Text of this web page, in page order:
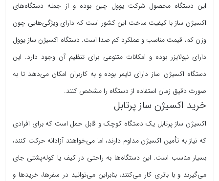
این دستگاه محصول شرکت یوول چین بوده و از جمله دستگاه‌های
اکسیژن ساز با کیفیت ساخت این کشور است که دارای ویژگی‌هایی چون
وزن کم، قیمت مناسب و عملکرد کم صدا است. دستگاه اکسیژن ساز یوول
دارای نبولایزر بوده و امکانات متنوعی برای تنظیم آن وجود دارد. این
دستگاه اکسیژن ساز دارای تایمر بوده و به کاربران امکان می‌دهد تا به
صورت دقیق زمان استفاده از دستگاه را مشخص کنند.
خرید اکسیژن ساز پرتابل
اکسیژن ساز پرتابل یک دستگاه کوچک و قابل حمل است که برای افرادی
که نیاز به تأمین اکسیژن مداوم دارند، اما می‌خواهند آزادانه حرکت کنند،
بسیار مناسب است. این دستگاه‌ها به راحتی در کیف یا کوله‌پشتی جای
می‌گیرند و با باتری کار می‌کنند، بنابراین می‌توانید در سفرها، خریدها و